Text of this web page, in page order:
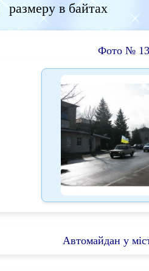
размеру в байтах
Фото №
Автомайдан у